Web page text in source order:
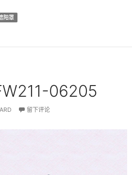
阳罩
06205
留下评论